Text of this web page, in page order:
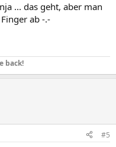
... das geht, aber man
ab -.-
back!
#5